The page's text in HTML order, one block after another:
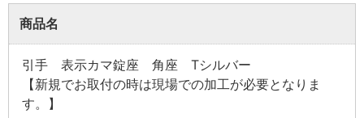
商品名
引手 表示カマ錠座 角座 Tシルバー
【新規でお取付の時は現場での加工が必要となりま
す。】
業者様向け商品とは
取付方法説明書や埋木などの同梱品が付属してい
ない商品です。
同梱品が必要な場合は、「※業者様向け」と記載の